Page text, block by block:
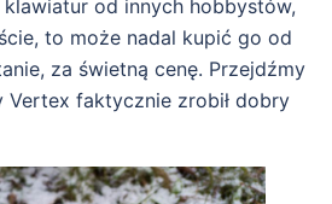
od innych hobbystów,
to może nadal kupić go od
za świetną cenę. Przejdźmy
faktycznie zrobił dobry